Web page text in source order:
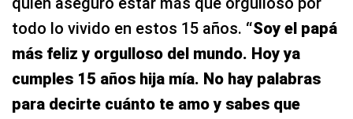
todo lo vivido en estos 15 años. “Soy el papá
más feliz y orgulloso del mundo. Hoy ya
cumples 15 años hija mía. No hay palabras
para decirte cuánto te amo y sabes que